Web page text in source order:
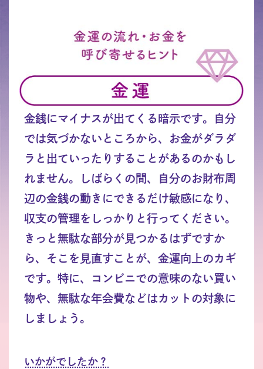
金銭にマイナスが出てくる暗示です。自分
では気づかないところから、お金がダラダ
ラと出ていったりすることがあるのかもし
れません。しばらくの間、自分のお財布周
辺の金銭の動きにできるだけ敏感になり、
収支の管理をしっかりと行ってください。
きっと無駄な部分が見つかるはずですか
ら、そこを見直すことが、金運向上のカギ
です。特に、コンビニでの意味のない買い
物や、無駄な年会費などはカットの対象に
しましょう。
いかがでしたか？